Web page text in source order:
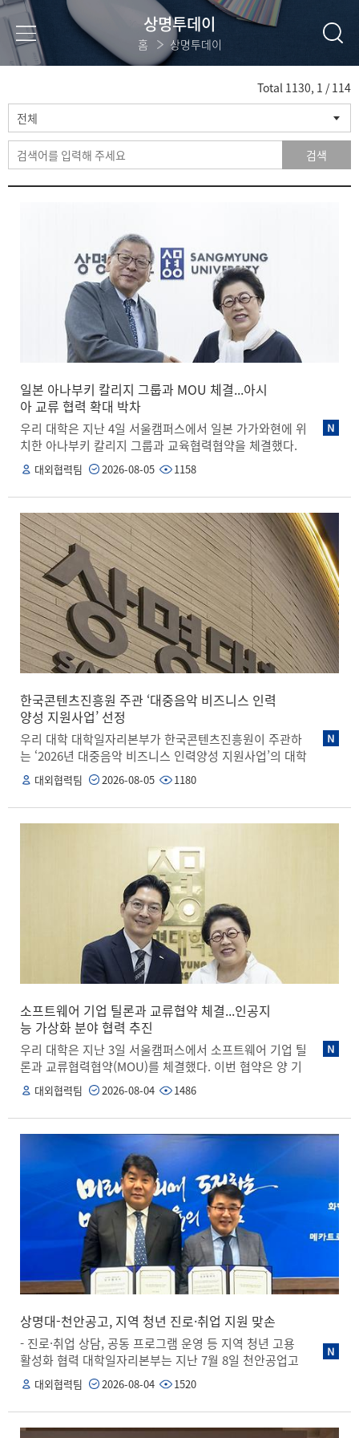
상명투데이
홈 상명투데이
Total 1130, 1 / 114
전체
검색
일본 아나부키 칼리지 그룹과 MOU 체결...아시
아 교류 협력 확대 박차
우리 대학은 지난 4일 서울캠퍼스에서 일본 가가와현에 위
치한 아나부키 칼리지 그룹과 교육협력협약을 체결했다.
아나부키 칼리지 그룹은 일본 주고쿠·시코쿠 지역을 중심
으로 다양한 직업교육기관을 운영하는 종합 교육그룹이
다. IT·비즈니스, 디자인·게임, 미용, 자동차정비 등 다양한
산업 현장에서 요구하는 실무 능력과 전문 자격을 갖춘 인
재 양성을 주된 교육목표로 삼고 있다. 이번 협약은 양 기
관이 한국과 일본 전역을 넘나드는 인적 교류를 활성화하
고 공동 연구 추진 및 학술 정보 교환 등의 영역에서 힘을
모으기 위해 마련됐다. 협약식에는 김종희 상명대 총장과
오히라 야스요시 아나부키 칼리지 그룹 최고운영책임자
(COO)를 비롯해 양 기관 주요 관계자들이 참석했다. 이번
협약에 따라 양 기관은 ▲교원 및 연구자 교류 ▲편입생
및 교환학생 등의 학생 교류 ▲단기연수단 파견 ▲공동 연
구 및 각종 학술 정보 교환 등의 영역에서 교육 협력을 추
교환학생을 초청하는 등 더욱 폭넓은 범위에서 교류를 이
어갈 방침이다. 김종희 총장은 “상명대는 ‘AI창의융합대
학’이라는 비전 아래 미래 사회가 요구하는 창의융합형 인
재를 양성하기 위해 교육 혁신을 거듭하고 있다”라며, “실
무 중심 교육으로 지역사회에 기여하려는 아나부키 칼리
지 그룹의 철학에 깊이 공감하며, 이번 협약을 통해 양 기
대외협력팀 2026-08-05 1158
한국콘텐츠진흥원 주관 ‘대중음악 비즈니스 인력
양성 지원사업’ 선정
우리 대학 대학일자리본부가 한국콘텐츠진흥원이 주관하
는 ‘2026년 대중음악 비즈니스 인력양성 지원사업’의 대학
과정 운영기관으로 선정됐다. 이번 사업은 대중음악 산업
진출을 희망하는 청년들에게 직무교육과 기업 인턴십 기
회를 제공하고, 산업 현장에서 요구하는 실무형 인재를 양
성하기 위해 마련됐다. 상명대는 ‘엔터핏(Enterfit)’ 프로
분야 현업 전문가가 참여하는 집중교육과 4개월간의 기업
인턴십을 운영할 예정이다. 교육과정은 ▲음원 유통 및 음
악 마케팅 ▲A&R과 신인 개발 ▲팬덤·데이터 마케팅 ▲공
연 비즈니스 ▲콘텐츠 제작 ▲글로벌 비즈니스 및 지식재
산권 등 대중음악 산업의 핵심 직무를 중심으로 구성된다.
특히, 참여기업이 교육생 선발과 면접, 직무 매칭 과정에
직접 참여하며, 교육생의 적성과 희망 직무를 고려해 인턴
십 기업을 연계하는 현장 밀착형 방식으로 운영된다. 상명
담과 채용 연계, 포트폴리오 관리 등을 지속적으로 지원할
계획이다. 김종희 총장은 “이번 사업 선정은 상명대의 문
화예술 교육 역량과 체계적인 취업 지원 시스템을 대중음
악 산업 현장과 연결하는 의미 있는 성과”라면서, “교육생
들이 현장에서 요구하는 실무역량을 갖추고 취업과 창업
으로 성장할 수 있도록 대학의 역량을 집중하겠다”라고 말
결합해 대중음악 산업에 필요한 창의적이고 전문적인 인
재를 지속적으로 양성해 나갈 계획이다.
대외협력팀 2026-08-05 1180
소프트웨어 기업 틸론과 교류협약 체결...인공지
능 가상화 분야 협력 추진
우리 대학은 지난 3일 서울캠퍼스에서 소프트웨어 기업 틸
론과 교류협력협약(MOU)를 체결했다. 이번 협약은 양 기
관이 인공지능 가상화 분야에서 기술 협력을 이루고 실무
형 인재를 양성해 상생 발전을 도모하기 위해 추진됐다. 인
공지능 가상화는 GPU 등 고성능 컴퓨팅 자원이나 AI 모델
·데이터를 분할하거나 하나로 묶어 관리하는 기술을 뜻한
다. 협약식에는 김종희 총장과 최백준 틸론 대표를 비롯해
양 기관 주요 관계자들이 참석했다. 이번 협약에 따라 양
기관은 ▲인공지능 가상화 분야 기술 협력 및 공동 연구
▲GPU 가상화 및 AI 컴퓨팅 인프라 공동 활용 및 교육 인
프라 연계 ▲클라우드 인프라 기반 실무형 교육과정 개발
및 운영 ▲AI 분야 우수 인재 발굴 및 채용 연계 등의 영역
에서 상호 협력을 이어갈 예정이다. 우리 대학은 이번 협약
을 계기로 급성장하는 AI 산업 수요에 맞춰 교육-실무 간
연계 인프라를 더욱 강화할 방침이다. 김종희 총장은 “우
하는 데 주력하고 있다”라며, “오늘 틸론과의 협약은 AI 시
대로의 전환을 대비하는 중요한 발걸음이 될 것”이라고 밝
혔다. 한편, 2001년 설립된 틸론은 클라우드 인프라스트럭
처 소프트웨어 기업으로서, 가상화 시스템, 클라우드 서비
스, 블록체인, 메타버스 가상 오피스 등 다양한 클라우드
대외협력팀 2026-08-04 1486
상명대-천안공고, 지역 청년 진로·취업 지원 맞손
- 진로·취업 상담, 공동 프로그램 운영 등 지역 청년 고용
활성화 협력 대학일자리본부는 지난 7월 8일 천안공업고
등학교(교장 김병갑)와 지역 청년 대상 진로·취업 협력체
계 구축 및 일자리 서비스 지원 확대를 위한 업무협약을 체
결했다. 이번 협약식에는 천안공업고등학교 김병갑 교장,
박성진 교무학사교감, 이승근 진로직업교감, 이유정 고입
대외협력팀 2026-08-04 1520